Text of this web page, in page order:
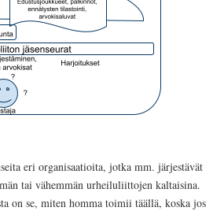
eri organisaatioita, jotka mm. järjestävät
tai vähemmän urheiluliittojen kaltaisina.
on se, miten homma toimii täällä, koska jos